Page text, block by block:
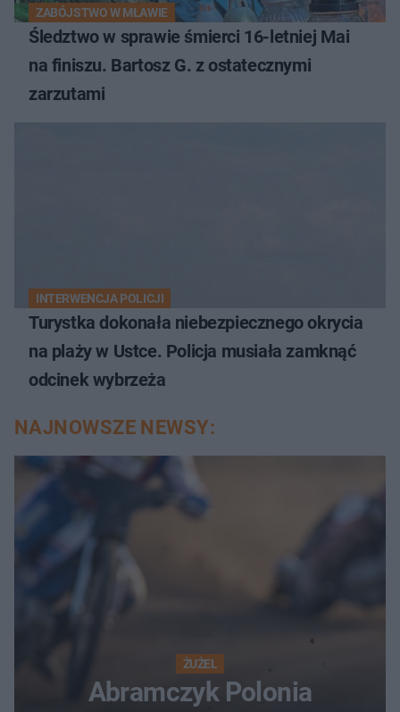
ZABÓJSTWO W MŁAWIE
Śledztwo w sprawie śmierci 16-letniej Mai
na finiszu. Bartosz G. z ostatecznymi
zarzutami
INTERWENCJA POLICJI
Turystka dokonała niebezpiecznego okrycia
na plaży w Ustce. Policja musiała zamknąć
odcinek wybrzeża
NAJNOWSZE NEWSY:
ŻUŻEL
Abramczyk Polonia